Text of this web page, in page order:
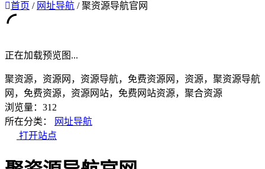
首页 / 网址导航 / 聚资源导航官网
正在加载预览图...
聚资源，资源网，资源导航，免费资源网，资源，聚资源导航
网，免费资源，资源网站，免费网站资源，聚合资源
浏览量：312
所在分类：
网址导航
打开站点